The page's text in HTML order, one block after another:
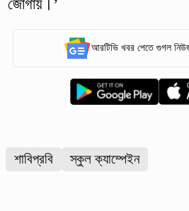
জোগায়।’
আরটিভি খবর পেতে গুগল
শাবিপ্রবি স্কুল ক্যাম্পেইন